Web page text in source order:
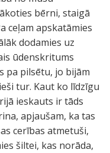
bērni, staigā
ceļam apskatāmies
dodamies uz
ūdenskritums
pa pilsētu, jo bijām
tur. Kaut ko līdzīgu
ieskauts ir tāds
apjaušam, ka tas
cerības atmetuši,
šiltei, kas norāda,